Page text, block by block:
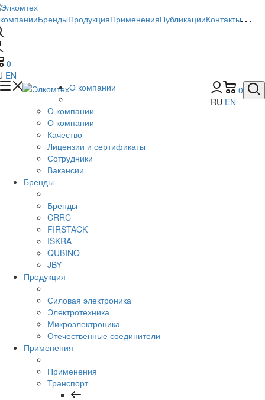
БрендыПродукцияПримененияПубликацииКонтакты
0
EN
0
RU EN
О компании
О компании
О компании
Качество
Лицензии и сертификаты
Сотрудники
Вакансии
Бренды
Бренды
CRRC
FIRSTACK
ISKRA
QUBINO
JBY
Продукция
Силовая электроника
Электротехника
Микроэлектроника
Отечественные соединители
Применения
Применения
Транспорт